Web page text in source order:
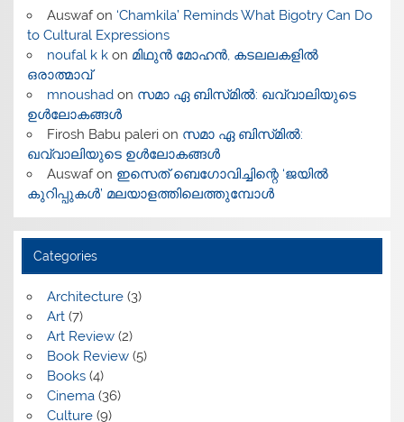
Auswafon ‘Chamkila’ Reminds What Bigotry Can Do
to Cultural Expressions
noufal k kon മിഥുൻ മോഹൻ, കടലലകളിൽ
ഒരാത്മാവ്
mnoushadon സമാ ഏ ബിസ്‌മിൽ: ഖവ്വാലിയുടെ
ഉൾലോകങ്ങൾ
Firosh Babu palerion സമാ ഏ ബിസ്‌മിൽ:
ഖവ്വാലിയുടെ ഉൾലോകങ്ങൾ
Auswafon ഇസെത് ബെഗോവിച്ചിന്റെ ‘ജയിൽ
കുറിപ്പുകൾ’ മലയാളത്തിലെത്തുമ്പോൾ
Categories
Architecture(3)
Art(7)
Art Review(2)
Book Review(5)
Books(4)
Cinema(36)
Culture(9)